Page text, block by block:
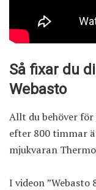
Så fixar du
Webasto
Allt du behöver
efter 800 timmar
mjukvaran
I videon ”Webasto